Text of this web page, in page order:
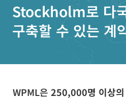
Stockholm로 다
구축할 수 있는 계
WPML은 250,000명 이상의